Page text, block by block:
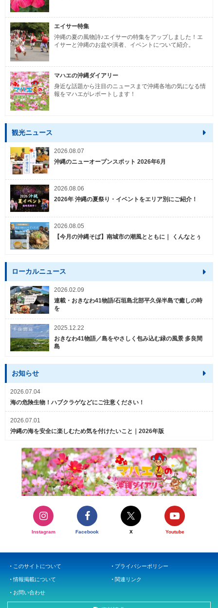
エイサー特集
沖縄の夏の風物詩♪エイサーの特集をアップしました！エ
イサーと沖縄のお盆や演者、イベントについて紹介。
マハエの沖縄ダイアリー
身近な話題から注目のニュースまで沖縄各地の気になる情
報をマハエがレポートします！
観光ニュース
2026.08.07
沖縄のニューオープンスポット 2026年6月
2026.08.06
2026年 沖縄の夏祭り・イベントをエリア別にご紹介！
2026.08.05
【今月の沖縄そば】南城市の潮風とともに｜ くんなとぅ
ローカルニュース
2026.02.09
連載・おきなわ41物語/石垣島北部平久保半島で癒しの時
を
2025.12.22
おきなわ41物語／島をやさしく包み込む緑の風景 多良間
島
お知らせ
2026.07.04
海の危険生物！ハブクラゲなどにご注意ください！
2026.07.01
沖縄の海を安全に楽しむため気を付けたいこと｜2026年版
Instagram Facebook X Youtube
このサイトについて プライバシーポリシー
情報掲載について 関連リンク
お問い合わせ